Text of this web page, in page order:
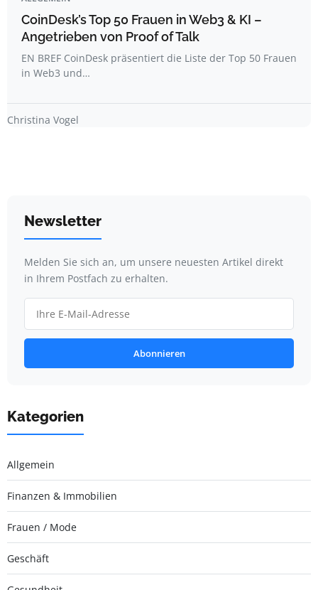
CoinDesk’s Top 50 Frauen in Web3 & KI –
Angetrieben von Proof of Talk
EN BREF CoinDesk präsentiert die Liste der Top 50 Frauen
in Web3 und…
Christina Vogel
Newsletter
Melden Sie sich an, um unsere neuesten Artikel direkt
in Ihrem Postfach zu erhalten.
Abonnieren
Kategorien
Allgemein
Finanzen & Immobilien
Frauen / Mode
Geschäft